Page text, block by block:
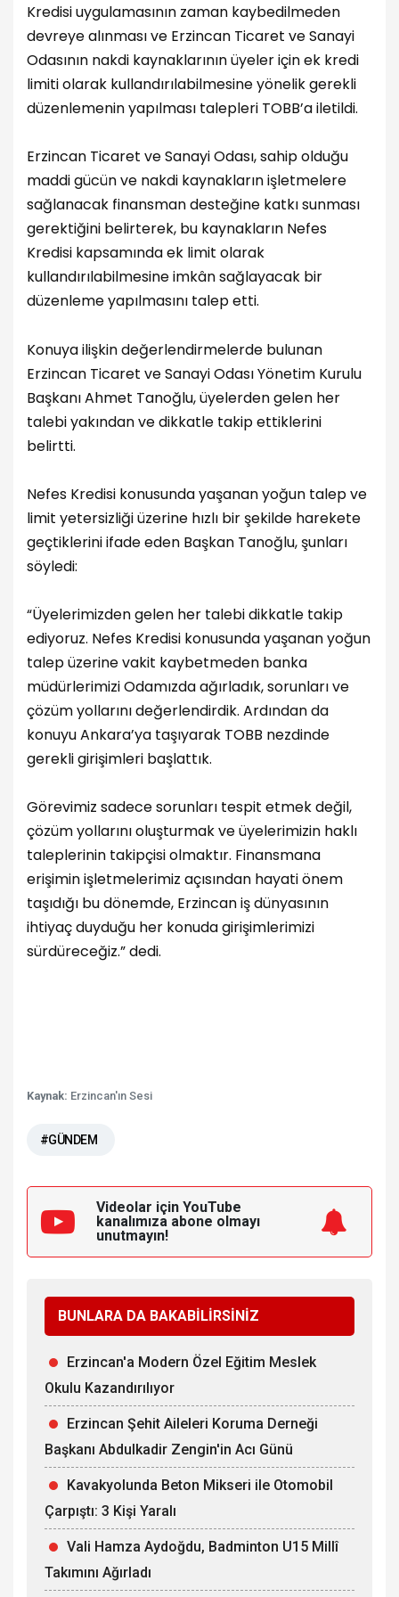
Kredisi uygulamasının zaman kaybedilmeden
devreye alınması ve Erzincan Ticaret ve Sanayi
Odasının nakdi kaynaklarının üyeler için ek kredi
limiti olarak kullandırılabilmesine yönelik gerekli
düzenlemenin yapılması talepleri TOBB’a iletildi.
Erzincan Ticaret ve Sanayi Odası, sahip olduğu
maddi gücün ve nakdi kaynakların işletmelere
sağlanacak finansman desteğine katkı sunması
gerektiğini belirterek, bu kaynakların Nefes
Kredisi kapsamında ek limit olarak
kullandırılabilmesine imkân sağlayacak bir
düzenleme yapılmasını talep etti.
Konuya ilişkin değerlendirmelerde bulunan
Erzincan Ticaret ve Sanayi Odası Yönetim Kurulu
Başkanı Ahmet Tanoğlu, üyelerden gelen her
talebi yakından ve dikkatle takip ettiklerini
belirtti.
Nefes Kredisi konusunda yaşanan yoğun talep ve
limit yetersizliği üzerine hızlı bir şekilde harekete
geçtiklerini ifade eden Başkan Tanoğlu, şunları
söyledi:
“Üyelerimizden gelen her talebi dikkatle takip
ediyoruz. Nefes Kredisi konusunda yaşanan yoğun
talep üzerine vakit kaybetmeden banka
müdürlerimizi Odamızda ağırladık, sorunları ve
çözüm yollarını değerlendirdik. Ardından da
konuyu Ankara’ya taşıyarak TOBB nezdinde
gerekli girişimleri başlattık.
Görevimiz sadece sorunları tespit etmek değil,
çözüm yollarını oluşturmak ve üyelerimizin haklı
taleplerinin takipçisi olmaktır. Finansmana
erişimin işletmelerimiz açısından hayati önem
taşıdığı bu dönemde, Erzincan iş dünyasının
ihtiyaç duyduğu her konuda girişimlerimizi
sürdüreceğiz.” dedi.
Kaynak: Erzincan'ın Sesi
#GÜNDEM
Videolar için YouTube
kanalımıza abone olmayı
unutmayın!
BUNLARA DA BAKABİLİRSİNİZ
Erzincan'a Modern Özel Eğitim Meslek
Okulu Kazandırılıyor
Erzincan Şehit Aileleri Koruma Derneği
Başkanı Abdulkadir Zengin'in Acı Günü
Kavakyolunda Beton Mikseri ile Otomobil
Çarpıştı: 3 Kişi Yaralı
Vali Hamza Aydoğdu, Badminton U15 Millî
Takımını Ağırladı